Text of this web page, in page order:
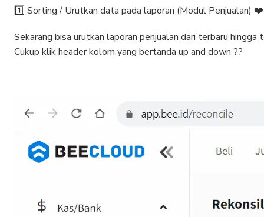
1️⃣ Sorting / Urutkan data pada laporan (Modul Penjualan) ❤️
Sekarang bisa urutkan laporan penjualan dari terbaru hingga
Cukup klik header kolom yang bertanda up and down ??